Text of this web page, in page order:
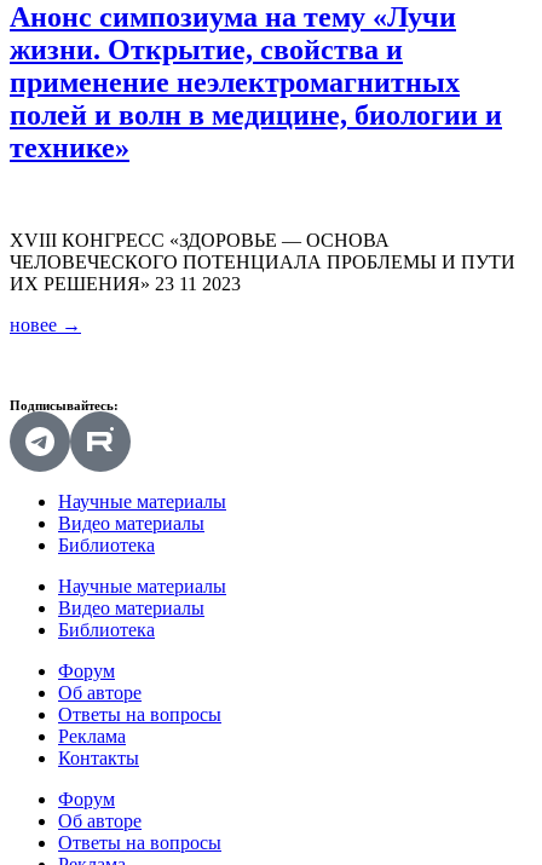
Анонс симпозиума на тему «Лучи
жизни. Открытие, свойства и
применение неэлектромагнитных
полей и волн в медицине, биологии и
технике»
XVIII КОНГРЕСС «ЗДОРОВЬЕ — ОСНОВА
ЧЕЛОВЕЧЕСКОГО ПОТЕНЦИАЛА ПРОБЛЕМЫ И ПУТИ
ИХ РЕШЕНИЯ» 23 11 2023
новее →
Подписывайтесь:
Научные материалы
Видео материалы
Библиотека
Научные материалы
Видео материалы
Библиотека
Форум
Об авторе
Ответы на вопросы
Реклама
Контакты
Форум
Об авторе
Ответы на вопросы